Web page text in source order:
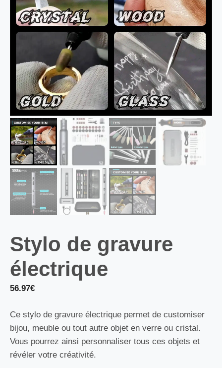
Stylo de gravure
électrique
56.97€
Ce stylo de gravure électrique permet de customiser
bijou, meuble ou tout autre objet en verre ou cristal.
Vous pourrez ainsi personnaliser tous ces objets et
révéler votre créativité.